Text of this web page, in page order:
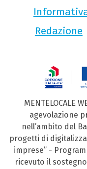
Redazione
MENTELOCALE
agevolazione
nell’ambito del
progetti di
imprese” -
ricevuto il